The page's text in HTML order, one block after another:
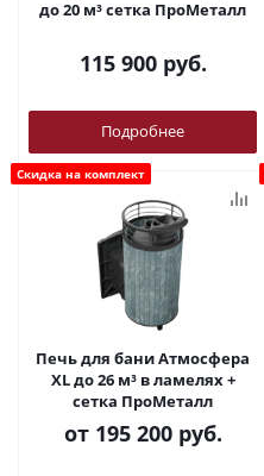
до 20 м³ сетка ПроМеталл
115 900руб.
Подробнее
Скидка на комплект
Печь для бани Атмосфера
XL до 26 м³ в ламелях +
сетка ПроМеталл
от 195 200 руб.